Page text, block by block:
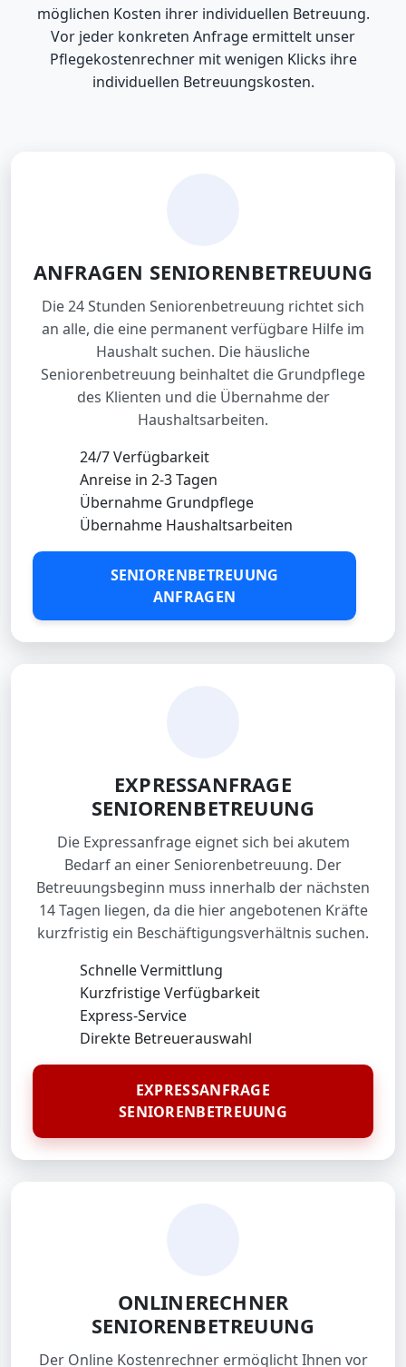
möglichen Kosten ihrer individuellen Betreuung.
Vor jeder konkreten Anfrage ermittelt unser
Pflegekostenrechner mit wenigen Klicks ihre
individuellen Betreuungskosten.
ANFRAGEN SENIORENBETREUUNG
Die 24 Stunden Seniorenbetreuung richtet sich
an alle, die eine permanent verfügbare Hilfe im
Haushalt suchen. Die häusliche
Seniorenbetreuung beinhaltet die Grundpflege
des Klienten und die Übernahme der
Haushaltsarbeiten.
24/7 Verfügbarkeit
Anreise in 2-3 Tagen
Übernahme Grundpflege
Übernahme Haushaltsarbeiten
SENIORENBETREUUNG
ANFRAGEN
EXPRESSANFRAGE
SENIORENBETREUUNG
Die Expressanfrage eignet sich bei akutem
Bedarf an einer Seniorenbetreuung. Der
Betreuungsbeginn muss innerhalb der nächsten
14 Tagen liegen, da die hier angebotenen Kräfte
kurzfristig ein Beschäftigungsverhältnis suchen.
Schnelle Vermittlung
Kurzfristige Verfügbarkeit
Express-Service
Direkte Betreuerauswahl
EXPRESSANFRAGE
SENIORENBETREUUNG
ONLINERECHNER
SENIORENBETREUUNG
Der Online Kostenrechner ermöglicht Ihnen vor